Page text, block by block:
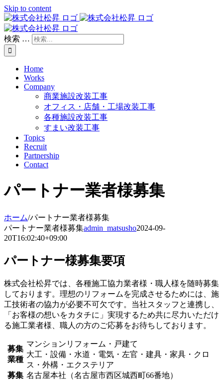
Skip to content
検索 …
Home
Works
Company
商業施設改装工事
オフィス・店舗・工場改装工事
各種施設改装工事
すまい改装工事
Topics
Recruit
Partnership
Contact
パートナー業者様募集
ホーム/パートナー業者様募集
パートナー業者様募集admin_matsusho2024-09-
20T16:02:40+09:00
パートナー様募集要項
株式会社松昇では、各種施工協力業者様・職人様を随時募集
しております。理想のリフォームを完成させるためには、施
工技術者の協力が必要不可欠です。当社スタッフと連携し、
「お客様の想いをカタチに」実現するため共に尽力いただけ
る施工業者様、職人の方のご応募をお待ちしております。
募集
業種
マンションリフォーム・戸建て
大工・設備・水道・電気・左官・建具・家具・クロ
ス・外構・エクステリア
募集 名古屋本社（名古屋市西区城西町66番地）